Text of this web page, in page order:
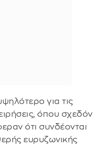
για τις
όπου σχεδόν
ότι συνδέονται
ευρυζωνικής